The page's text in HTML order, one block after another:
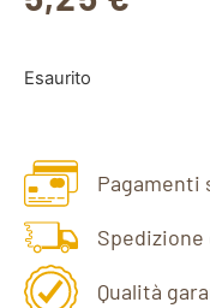
Esaurito
Pagamenti
Qualità